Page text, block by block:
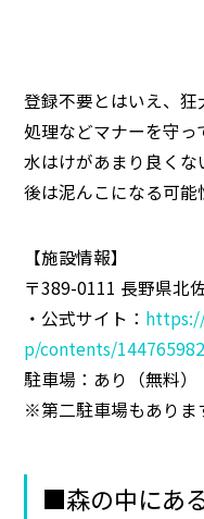
登録不要とはいえ、
処理などマナーを守っ
水はけがあまり良く
後は泥んこになる可能
【施設情報】
〒389-0111 長野県北
・公式サイト：
p/contents/
駐車場：あり（無料）
※第二駐車場もありま
■森の中にあ